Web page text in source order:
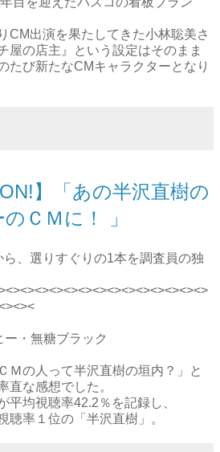
CM出演を果たしてきた小林聡美さ
屋の店主』という設定はそのまま
たび新たなCMキャラクターとなり
】「あの半沢直樹の
ＣＭに！ 」
、選りすぐりの1本を調査員の独
・無糖ブラック
Ｍの人って半沢直樹の垣内？」と
直な感想でした。
平均視聴率42.2％を記録し、
聴率１位の「半沢直樹」。